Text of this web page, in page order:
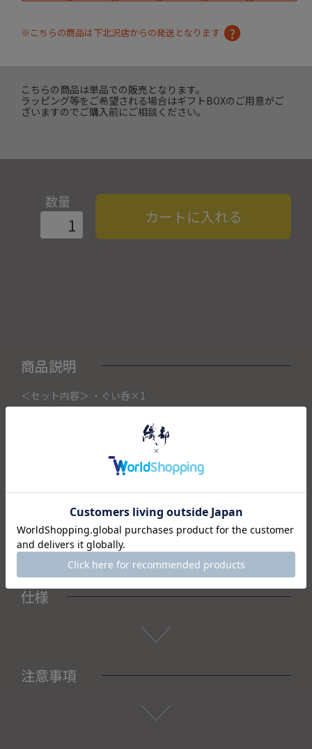
※こちらの商品は下北沢店からの発送となります
こちらの商品は単品での販売となります。
ラッピング等をご希望される場合はギフトBOXのご用意がご
ざいますのでご購入前にご相談ください。
数量
カートに入れる
商品説明
＜セット内容＞ ・ぐい呑×1
こちらの商品は織部下北沢店にて展示販売中の作品になりま
ご注文いただいたタイミングによって織部下北沢店頭で売り
切れた場合は、キャンセルさせて頂きます。
また織部下北沢店からの出荷になりますので、ご注文確認
予めご了承くださいませ。
仕様
注意事項